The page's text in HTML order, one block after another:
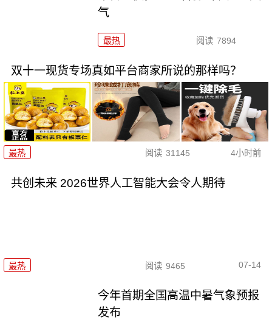
气
最热 阅读 7894
双十一现货专场真如平台商家所说的那样吗？
最热 阅读 31145 4小时前
共创未来 2026世界人工智能大会令人期待
最热 阅读 9465 07-14
今年首期全国高温中暑气象预报
发布